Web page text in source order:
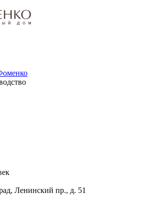
Ленинский пр., д. 51